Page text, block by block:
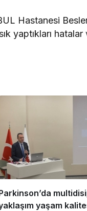
Hastanesi
yaptıkları
yaşam